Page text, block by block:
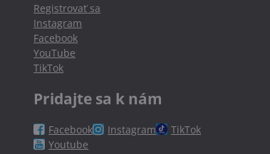
Registrovať sa
Instagram
Facebook
YouTube
TikTok
Pridajte sa k nám
Facebook Instagram
TikTok
Youtube